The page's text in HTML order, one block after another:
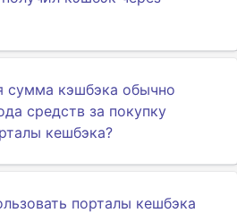
сумма кэшбэка обычно
средств за покупку
кешбэка?
порталы кешбэка